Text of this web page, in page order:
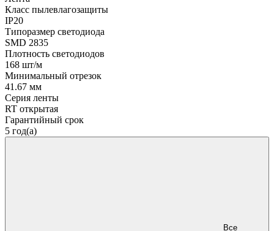
Класс пылевлагозащиты
IP20
Типоразмер светодиода
SMD 2835
Плотность светодиодов
168 шт/м
Минимальный отрезок
41.67 мм
Серия ленты
RT открытая
Гарантийный срок
5 год(а)